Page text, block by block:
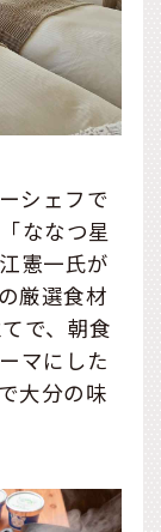
シェフで
ななつ星
憲一氏が
厳選食材
で、朝食
マにした
大分の味